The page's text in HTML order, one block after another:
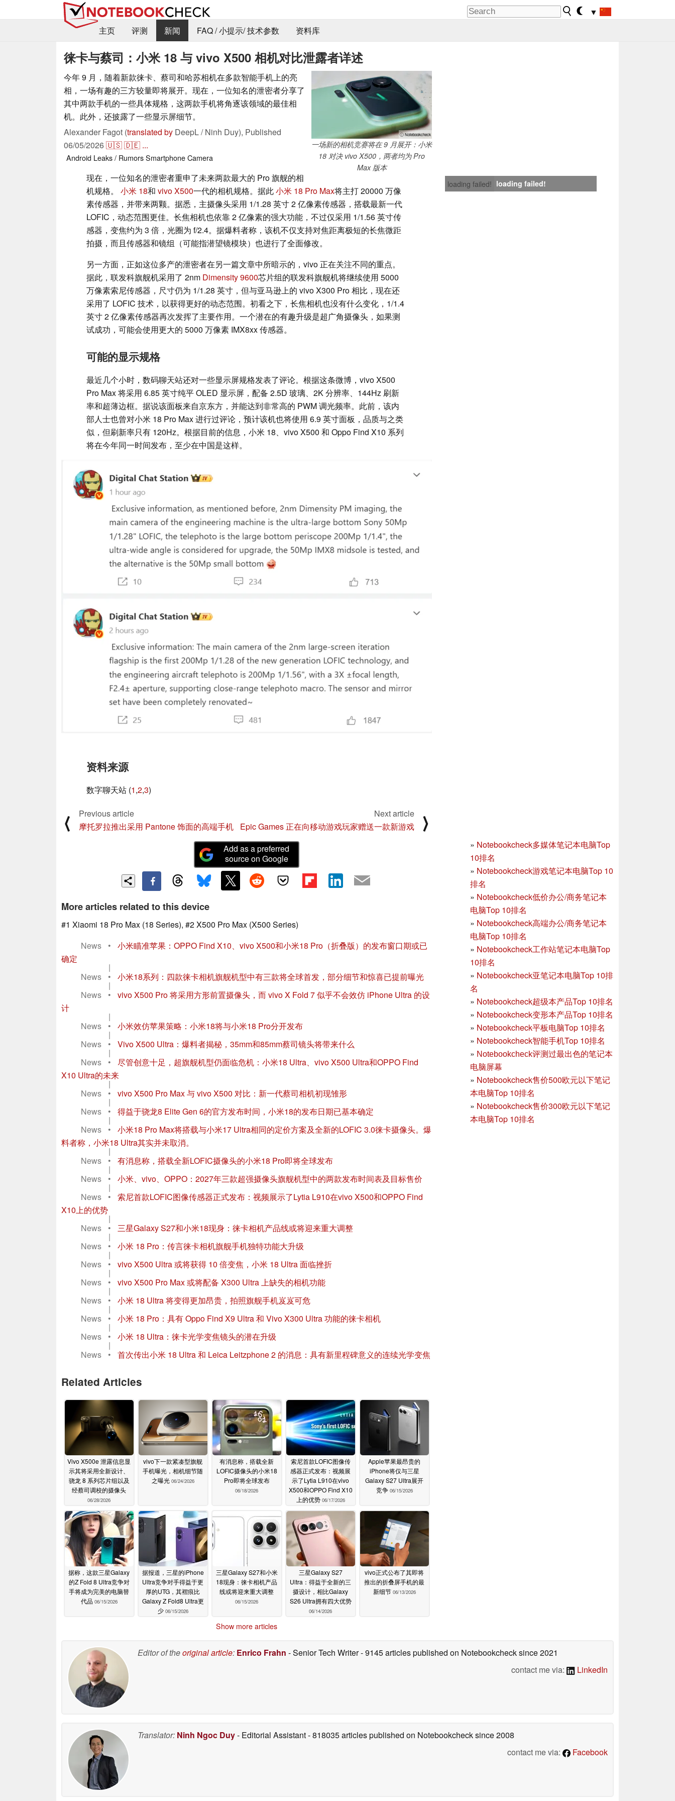
▼
主页
评测 新闻 FAQ / 小提示/ 技术参数 资料库
徕卡与蔡司：小米 18 与 vivo X500 相机对比泄露者详述
ⓘ Notebookcheck
一场新的相机竞赛将在 9 月展开：小米
18 对决 vivo X500，两者均为 Pro
Max 版本
今年 9 月，随着新款徕卡、蔡司和哈苏相机在多款智能手机上的亮
相，一场有趣的三方较量即将展开。现在，一位知名的泄密者分享了
其中两款手机的一些具体规格，这两款手机将角逐该领域的最佳相
机。此外，还披露了一些显示屏细节。
Alexander Fagot (translated by DeepL / Ninh Duy), Published
06/05/2026🇺🇸🇩🇪 ...
Android Leaks / RumorsSmartphoneCamera
loading failed! loading failed!
现在，一位知名的泄密者重申了未来两款最大的 Pro 旗舰的相
机规格。 小米 18和 vivo X500一代的相机规格。据此小米 18 Pro Max将主打 20000 万像
素传感器，并带来两颗。据悉，主摄像头采用 1/1.28 英寸 2 亿像素传感器，搭载最新一代
LOFIC，动态范围更佳。长焦相机也依靠 2 亿像素的强大功能，不过仅采用 1/1.56 英寸传
感器，变焦约为 3 倍，光圈为 f/2.4。据爆料者称，该机不仅支持对焦距离极短的长焦微距
拍摄，而且传感器和镜组（可能指潜望镜模块）也进行了全面修改。
另一方面，正如这位多产的泄密者在另一篇文章中所暗示的，vivo 正在关注不同的重点。
据此，联发科旗舰机采用了 2nm Dimensity 9600芯片组的联发科旗舰机将继续使用 5000
万像素索尼传感器，尺寸仍为 1/1.28 英寸，但与亚马逊上的 vivo X300 Pro 相比，现在还
采用了 LOFIC 技术，以获得更好的动态范围。初看之下，长焦相机也没有什么变化，1/1.4
英寸 2 亿像素传感器再次发挥了主要作用。一个潜在的有趣升级是超广角摄像头，如果测
试成功，可能会使用更大的 5000 万像素 IMX8xx 传感器。
可能的显示规格
最近几个小时，数码聊天站还对一些显示屏规格发表了评论。根据这条微博，vivo X500
Pro Max 将采用 6.85 英寸纯平 OLED 显示屏，配备 2.5D 玻璃、2K 分辨率、144Hz 刷新
率和超薄边框。据说该面板来自京东方，并能达到非常高的 PWM 调光频率。此前，该内
部人士也曾对小米 18 Pro Max 进行过评论，预计该机也将使用 6.9 英寸面板，品质与之类
似，但刷新率只有 120Hz。根据目前的信息，小米 18、vivo X500 和 Oppo Find X10 系列
将在今年同一时间发布，至少在中国是这样。
资料来源
数字聊天站 (1,2,3)
⟨
Previous article
摩托罗拉推出采用 Pantone 饰面的高端手机
Next article
Epic Games 正在向移动游戏玩家赠送一款新游戏
⟩
» Notebookcheck多媒体笔记本电脑Top
10排名
» Notebookcheck游戏笔记本电脑Top 10
排名
» Notebookcheck低价办公/商务笔记本
电脑Top 10排名
» Notebookcheck高端办公/商务笔记本
电脑Top 10排名
» Notebookcheck工作站笔记本电脑Top
10排名
» Notebookcheck亚笔记本电脑Top 10排
名
» Notebookcheck超级本产品Top 10排名
» Notebookcheck变形本产品Top 10排名
» Notebookcheck平板电脑Top 10排名
» Notebookcheck智能手机Top 10排名
» Notebookcheck评测过最出色的笔记本
电脑屏幕
» Notebookcheck售价500欧元以下笔记
本电脑Top 10排名
» Notebookcheck售价300欧元以下笔记
本电脑Top 10排名
Add as a preferred
source on Google
More articles related to this device
#1 Xiaomi 18 Pro Max (18 Series), #2 X500 Pro Max (X500 Series)
News
•
小米瞄准苹果：OPPO Find X10、vivo X500和小米18 Pro（折叠版）的发布窗口期或已
确定
|
News
• 小米18系列：四款徕卡相机旗舰机型中有三款将全球首发，部分细节和惊喜已提前曝光
|
News
•
vivo X500 Pro 将采用方形前置摄像头，而 vivo X Fold 7 似乎不会效仿 iPhone Ultra 的设
计
|
News
• 小米效仿苹果策略：小米18将与小米18 Pro分开发布
|
News
• Vivo X500 Ultra：爆料者揭秘，35mm和85mm蔡司镜头将带来什么
|
News
•
尽管创意十足，超旗舰机型仍面临危机：小米18 Ultra、vivo X500 Ultra和OPPO Find
X10 Ultra的未来
|
News
• vivo X500 Pro Max 与 vivo X500 对比：新一代蔡司相机初现雏形
|
News
• 得益于骁龙8 Elite Gen 6的官方发布时间，小米18的发布日期已基本确定
|
News
•
小米18 Pro Max将搭载与小米17 Ultra相同的定价方案及全新的LOFIC 3.0徕卡摄像头。爆
料者称，小米18 Ultra其实并未取消。
|
News
• 有消息称，搭载全新LOFIC摄像头的小米18 Pro即将全球发布
|
News
• 小米、vivo、OPPO：2027年三款超强摄像头旗舰机型中的两款发布时间表及目标售价
|
News
•
索尼首款LOFIC图像传感器正式发布：视频展示了Lytia L910在vivo X500和OPPO Find
X10上的优势
|
News
• 三星Galaxy S27和小米18现身：徕卡相机产品线或将迎来重大调整
|
News
• 小米 18 Pro：传言徕卡相机旗舰手机独特功能大升级
|
News
• vivo X500 Ultra 或将获得 10 倍变焦，小米 18 Ultra 面临挫折
|
News
• vivo X500 Pro Max 或将配备 X300 Ultra 上缺失的相机功能
|
News
• 小米 18 Ultra 将变得更加昂贵，拍照旗舰手机岌岌可危
|
News
• 小米 18 Pro：具有 Oppo Find X9 Ultra 和 Vivo X300 Ultra 功能的徕卡相机
|
News
• 小米 18 Ultra：徕卡光学变焦镜头的潜在升级
|
News
• 首次传出小米 18 Ultra 和 Leica Leitzphone 2 的消息：具有新里程碑意义的连续光学变焦
Related Articles
Vivo X500e 泄露信息显
示其将采用全新设计、
骁龙 8 系列芯片组以及
经蔡司调校的摄像头
06/28/2026
vivo下一款紧凑型旗舰
手机曝光，相机细节随
之曝光 06/24/2026
有消息称，搭载全新
LOFIC摄像头的小米18
Pro即将全球发布
06/18/2026
索尼首款LOFIC图像传
感器正式发布：视频展
示了Lytia L910在vivo
X500和OPPO Find X10
上的优势 06/17/2026
Apple苹果最昂贵的
iPhone将仅与三星
Galaxy S27 Ultra展开
竞争 06/15/2026
据称，这款三星Galaxy
的Z Fold 8 Ultra竞争对
手将成为完美的电脑替
代品 06/15/2026
据报道，三星的iPhone
Ultra竞争对手得益于更
厚的UTG，其褶痕比
Galaxy Z Fold8 Ultra更
少 06/15/2026
三星Galaxy S27和小米
18现身：徕卡相机产品
线或将迎来重大调整
06/15/2026
三星Galaxy S27
Ultra：得益于全新的三
摄设计，相比Galaxy
S26 Ultra拥有四大优势
06/14/2026
vivo正式公布了其即将
推出的折叠屏手机的最
新细节 06/13/2026
Show more articles
Editor of theoriginal article: Enrico Frahn - Senior Tech Writer- 9145 articles published on Notebookchecksince 2021
contact me via:
LinkedIn
Translator: Ninh Ngoc Duy- Editorial Assistant- 818035 articles published on Notebookchecksince 2008
contact me via:
Facebook